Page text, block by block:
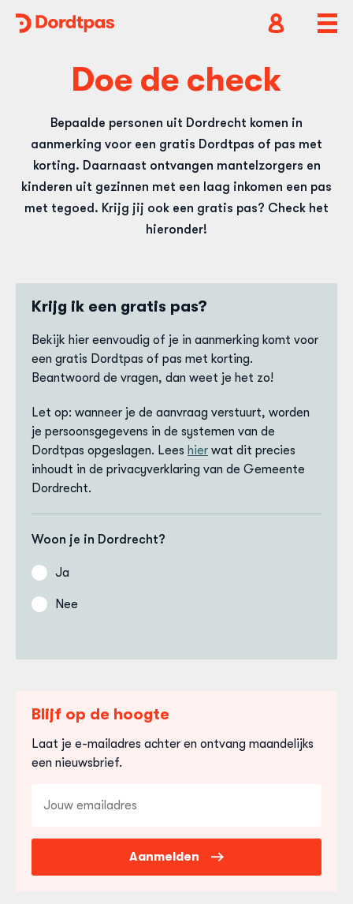
Dordtpas
Doe de check
Bepaalde personen uit Dordrecht komen in
aanmerking voor een gratis Dordtpas of pas met
korting. Daarnaast ontvangen mantelzorgers en
kinderen uit gezinnen met een laag inkomen een pas
met tegoed. Krijg jij ook een gratis pas? Check het
hieronder!
Krijg ik een gratis pas?
Bekijk hier eenvoudig of je in aanmerking komt voor
een gratis Dordtpas of pas met korting.
Beantwoord de vragen, dan weet je het zo!
Let op: wanneer je de aanvraag verstuurt, worden
je persoonsgegevens in de systemen van de
Dordtpas opgeslagen. Lees hier wat dit precies
inhoudt in de privacyverklaring van de Gemeente
Dordrecht.
Woon je in Dordrecht?
Ja
Nee
Blijf op de hoogte
Laat je e-mailadres achter en ontvang maandelijks
een nieuwsbrief.
mailadres
Aanmelden